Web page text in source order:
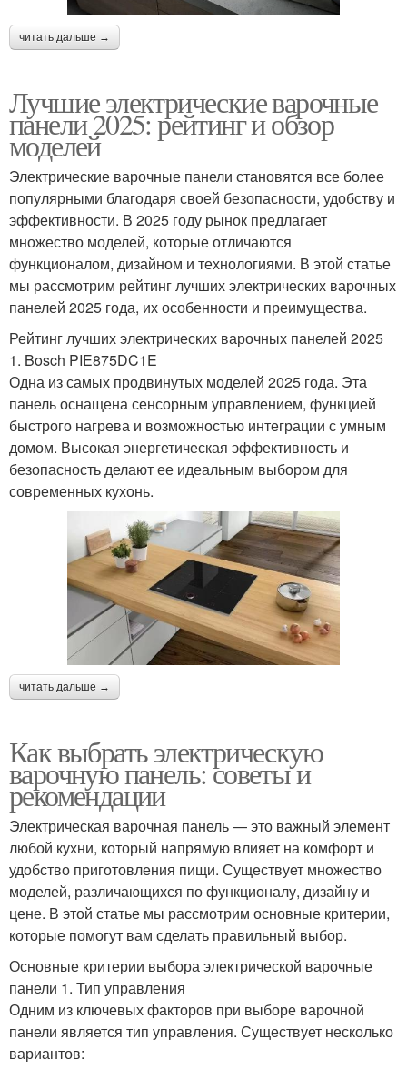
читать дальше →
Лучшие электрические варочные
панели 2025: рейтинг и обзор
моделей
Электрические варочные панели становятся все более
популярными благодаря своей безопасности, удобству и
эффективности. В 2025 году рынок предлагает
множество моделей, которые отличаются
функционалом, дизайном и технологиями. В этой статье
мы рассмотрим рейтинг лучших электрических варочных
панелей 2025 года, их особенности и преимущества.
Рейтинг лучших электрических варочных панелей 2025
1. Bosch PIE875DC1E
Одна из самых продвинутых моделей 2025 года. Эта
панель оснащена сенсорным управлением, функцией
быстрого нагрева и возможностью интеграции с умным
домом. Высокая энергетическая эффективность и
безопасность делают ее идеальным выбором для
современных кухонь.
читать дальше →
Как выбрать электрическую
варочную панель: советы и
рекомендации
Электрическая варочная панель — это важный элемент
любой кухни, который напрямую влияет на комфорт и
удобство приготовления пищи. Существует множество
моделей, различающихся по функционалу, дизайну и
цене. В этой статье мы рассмотрим основные критерии,
которые помогут вам сделать правильный выбор.
Основные критерии выбора электрической варочные
панели 1. Тип управления
Одним из ключевых факторов при выборе варочной
панели является тип управления. Существует несколько
вариантов: